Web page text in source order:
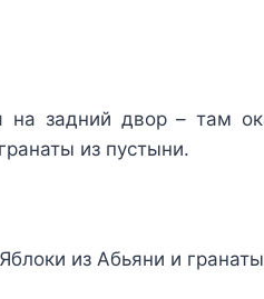
на задний двор – там
из пустыни.
Яблоки из Абьяни и